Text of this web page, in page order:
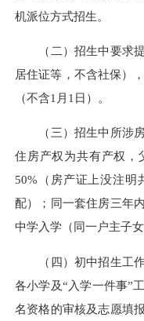
机派位方式招生。
（二）招生中要求提
居住证等，不含社保）
（不含1月1日）。
（三）招生中所涉房
住房产权为共有产权，
50%（房产证上没注明
配）；同一套住房三年
中学入学（同一户主子
（四）初中招生工作
各小学及“入学一件事”
名资格的审核及志愿填